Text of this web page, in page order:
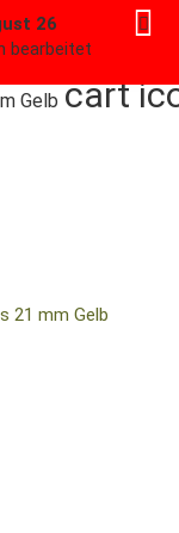
26
bearbeitet
Gelb